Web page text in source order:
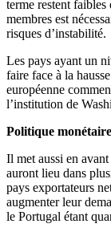
terme restent faibles
membres est
risques d’instabilité.
Les pays ayant un
faire face à la
européenne
l’institution de
Politique monétaire
Il met aussi en
auront lieu dans
pays exportateurs
augmenter leur
le Portugal étant